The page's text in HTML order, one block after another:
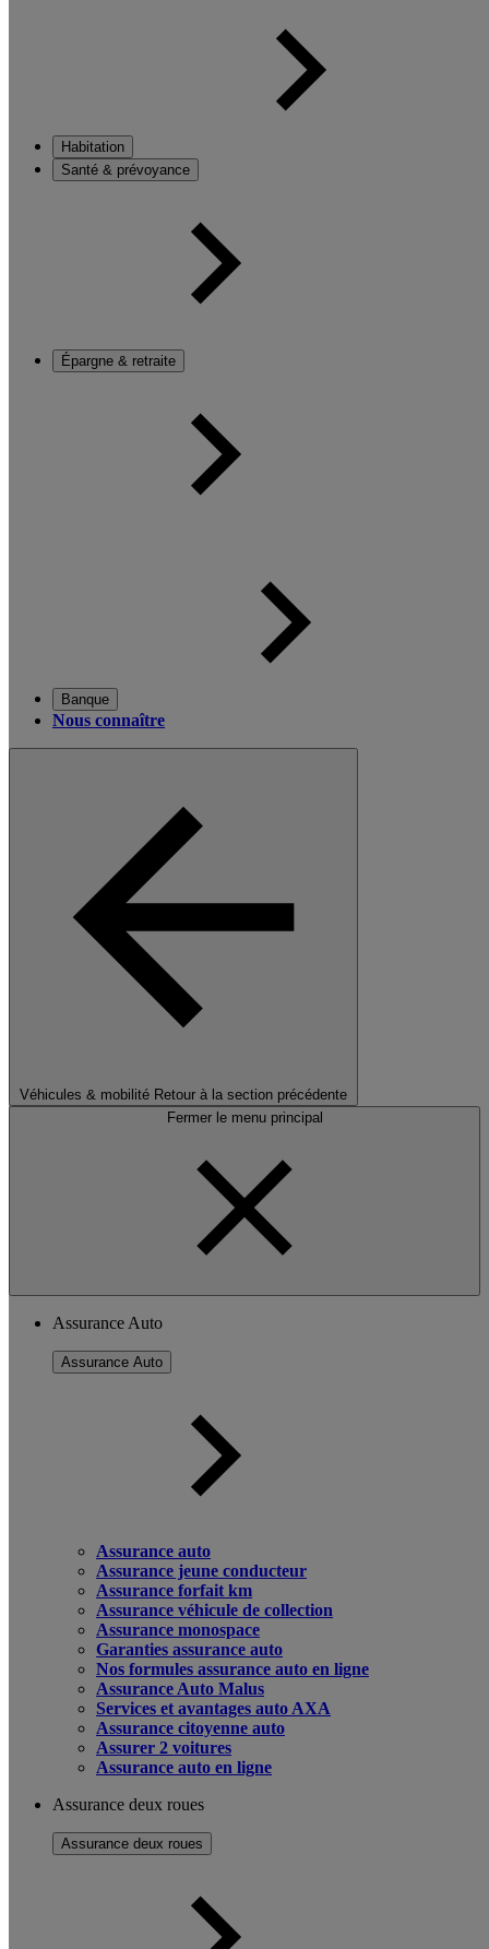
Habitation
Santé & prévoyance
Épargne & retraite
Banque
Nous connaître
Véhicules & mobilité Retour à la section précédente
Fermer le menu principal
Assurance Auto
Assurance Auto
Assurance auto
Assurance jeune conducteur
Assurance forfait km
Assurance véhicule de collection
Assurance monospace
Garanties assurance auto
Nos formules assurance auto en ligne
Assurance Auto Malus
Services et avantages auto AXA
Assurance citoyenne auto
Assurer 2 voitures
Assurance auto en ligne
Assurance deux roues
Assurance deux roues